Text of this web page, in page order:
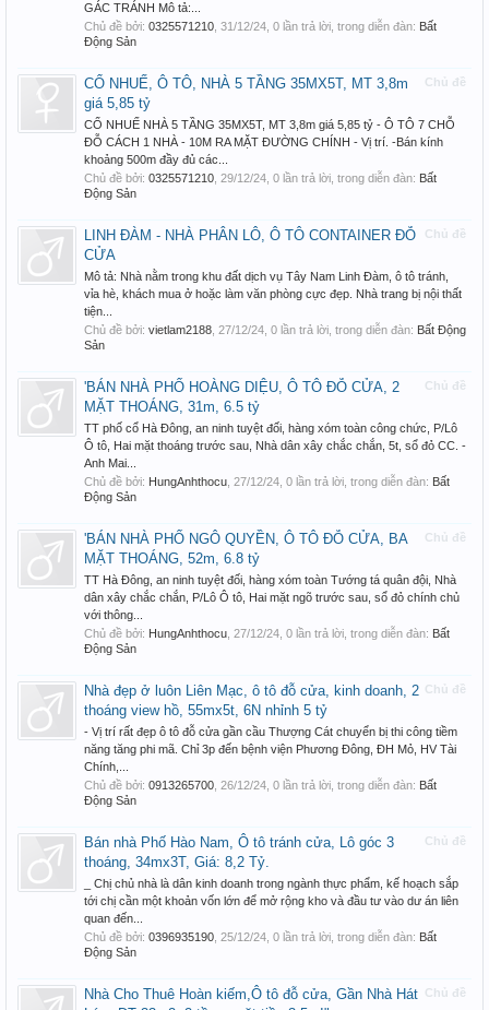
GÁC TRÁNH Mô tả:...
Chủ đề bởi: 0325571210 31/12/24 , 0 lần trả lời, trong diễn đàn: Bất
Động Sản
Chủ đề
CỔ NHUẾ, Ô TÔ, NHÀ 5 TẦNG 35MX5T, MT 3,8m
giá 5,85 tỷ
CỔ NHUẾ NHÀ 5 TẦNG 35MX5T, MT 3,8m giá 5,85 tỷ - Ô TÔ 7 CHỖ
ĐỖ CÁCH 1 NHÀ - 10M RA MẶT ĐƯỜNG CHÍNH - Vị trí. -Bán kính
khoảng 500m đầy đủ các...
Chủ đề bởi: 0325571210 29/12/24 , 0 lần trả lời, trong diễn đàn: Bất
Động Sản
Chủ đề
LINH ĐÀM - NHÀ PHÂN LÔ, Ô TÔ CONTAINER ĐỖ
CỬA
Mô tả: Nhà nằm trong khu đất dịch vụ Tây Nam Linh Đàm, ô tô tránh,
vỉa hè, khách mua ở hoặc làm văn phòng cực đẹp. Nhà trang bị nội thất
tiện...
Chủ đề bởi: vietlam2188 27/12/24 , 0 lần trả lời, trong diễn đàn: Bất Động
Sản
Chủ đề
'BÁN NHÀ PHỐ HOÀNG DIỆU, Ô TÔ ĐỖ CỬA, 2
MẶT THOÁNG, 31m, 6.5 tỷ
TT phố cổ Hà Đông, an ninh tuyệt đối, hàng xóm toàn công chức, P/Lô
Ô tô, Hai mặt thoáng trước sau, Nhà dân xây chắc chắn, 5t, sổ đỏ CC. -
Anh Mai...
Chủ đề bởi: HungAnhthocu 27/12/24 , 0 lần trả lời, trong diễn đàn: Bất
Động Sản
Chủ đề
'BÁN NHÀ PHỐ NGÔ QUYỀN, Ô TÔ ĐỖ CỬA, BA
MẶT THOÁNG, 52m, 6.8 tỷ
TT Hà Đông, an ninh tuyệt đối, hàng xóm toàn Tướng tá quân đội, Nhà
dân xây chắc chắn, P/Lô Ô tô, Hai mặt ngõ trước sau, sổ đỏ chính chủ
với thông...
Chủ đề bởi: HungAnhthocu 27/12/24 , 0 lần trả lời, trong diễn đàn: Bất
Động Sản
Chủ đề
Nhà đẹp ở luôn Liên Mạc, ô tô đỗ cửa, kinh doanh, 2
thoáng view hồ, 55mx5t, 6N nhỉnh 5 tỷ
- Vị trí rất đẹp ô tô đỗ cửa gần cầu Thượng Cát chuyển bị thi công tiềm
năng tăng phi mã. Chỉ 3p đến bệnh viện Phương Đông, ĐH Mỏ, HV Tài
Chính,...
Chủ đề bởi: 0913265700 26/12/24 , 0 lần trả lời, trong diễn đàn: Bất
Động Sản
Chủ đề
Bán nhà Phố Hào Nam, Ô tô tránh cửa, Lô góc 3
thoáng, 34mx3T, Giá: 8,2 Tỷ.
_ Chị chủ nhà là dân kinh doanh trong ngành thực phẩm, kế hoạch sắp
tới chị cần một khoản vốn lớn để mở rộng kho và đầu tư vào dư án liên
quan đến...
Chủ đề bởi: 0396935190 25/12/24 , 0 lần trả lời, trong diễn đàn: Bất
Động Sản
Chủ đề
Nhà Cho Thuê Hoàn kiếm,Ô tô đỗ cửa, Gần Nhà Hát